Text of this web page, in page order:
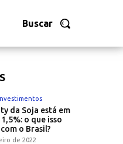
Buscar
da Soja está em
o que isso
o Brasil?
de 2022